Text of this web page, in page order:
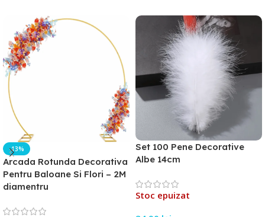
-13%
Arcada Rotunda Decorativa
Pentru Baloane Si Flori – 2M
diamentru
Set 100 Pene Decorative
Albe 14cm
Stoc epuizat